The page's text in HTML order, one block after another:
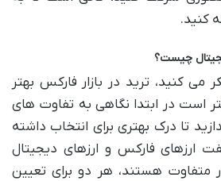
کنید.
چیست؟
کنید، ترید در بازار فارکس بهتر
است در ابتدا نگاهی به تفاوت های
تا درک بهتری برای انتخاب داشته
ارزهای فارکس و ارزهای دیجیتال
متفاوت هستند، هر دو برای تعیین